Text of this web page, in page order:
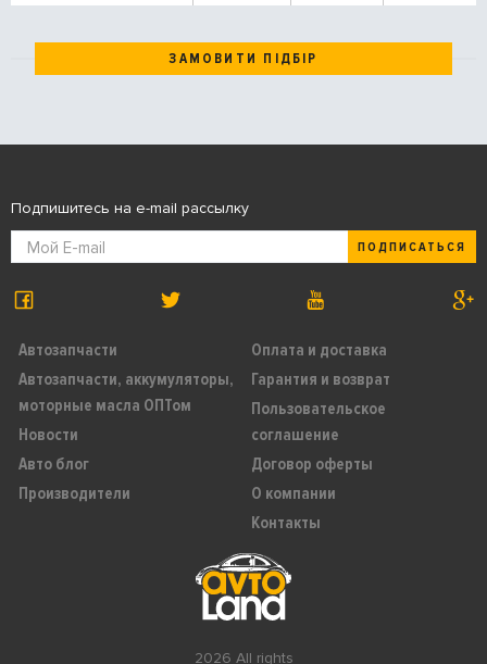
ЗАМОВИТИ ПІДБІР
2026 All rights
Автозапчасти
Автозапчасти, аккумуляторы,
моторные масла ОПТом
Новости
Авто блог
Производители
Оплата и доставка
Гарантия и возврат
Пользовательское
соглашение
Договор оферты
О компании
Контакты
Подпишитесь на e-mail рассылку
ПОДПИСАТЬСЯ